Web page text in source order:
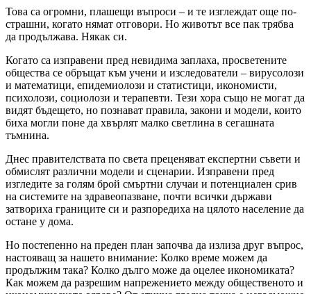
Това са огромни, плашещи въпроси – и те изглеждат още по-
страшни, когато нямат отговори. Но животът все пак трябва
да продължава. Някак си.
Когато са изправени пред невидима заплаха, просветените
общества се обръщат към учени и изследователи – вирусолози
и математици, епидемиолози и статистици, икономисти,
психолози, социолози и терапевти. Тези хора също не могат да
видят бъдещето, но познават правила, закони и модели, които
биха могли поне да хвърлят малко светлина в сегашната
тъмнина.
Днес правителствата по света преценяват експертни съвети и
обмислят различни модели и сценарии. Изправени пред
изгледите за голям брой смъртни случаи и потенциален срив
на системите на здравеопазване, почти всички държави
затвориха границите си и разпоредиха на цялото население да
остане у дома.
Но постепенно на преден план започва да излиза друг въпрос,
настояващ за нашето внимание: Колко време можем да
продължим така? Колко дълго може да оцелее икономиката?
Как можем да разрешим напрежението между общественото и